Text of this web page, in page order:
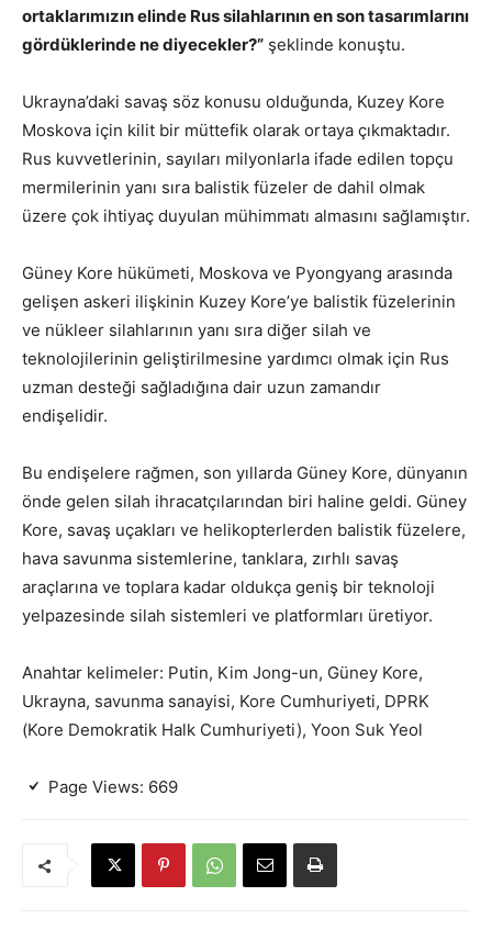
ortaklarımızın elinde Rus silahlarının en son tasarımlarını
gördüklerinde ne diyecekler?” şeklinde konuştu.
Ukrayna’daki savaş söz konusu olduğunda, Kuzey Kore
Moskova için kilit bir müttefik olarak ortaya çıkmaktadır.
Rus kuvvetlerinin, sayıları milyonlarla ifade edilen topçu
mermilerinin yanı sıra balistik füzeler de dahil olmak
üzere çok ihtiyaç duyulan mühimmatı almasını sağlamıştır.
Güney Kore hükümeti, Moskova ve Pyongyang arasında
gelişen askeri ilişkinin Kuzey Kore’ye balistik füzelerinin
ve nükleer silahlarının yanı sıra diğer silah ve
teknolojilerinin geliştirilmesine yardımcı olmak için Rus
uzman desteği sağladığına dair uzun zamandır
endişelidir.
Bu endişelere rağmen, son yıllarda Güney Kore, dünyanın
önde gelen silah ihracatçılarından biri haline geldi. Güney
Kore, savaş uçakları ve helikopterlerden balistik füzelere,
hava savunma sistemlerine, tanklara, zırhlı savaş
araçlarına ve toplara kadar oldukça geniş bir teknoloji
yelpazesinde silah sistemleri ve platformları üretiyor.
Anahtar kelimeler: Putin, Kim Jong-un, Güney Kore,
Ukrayna, savunma sanayisi, Kore Cumhuriyeti, DPRK
(Kore Demokratik Halk Cumhuriyeti), Yoon Suk Yeol
Page Views: 669